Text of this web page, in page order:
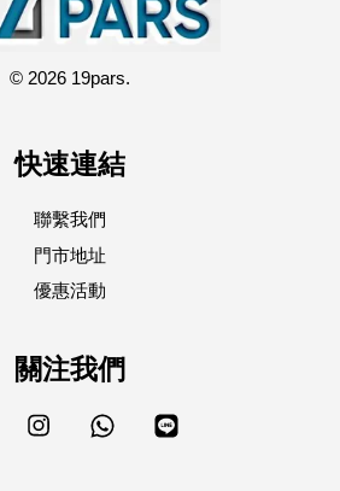
© 2026 19pars.
快速連結
聯繫我們
門市地址
優惠活動
關注我們
Facebook Instagram Whatsapp